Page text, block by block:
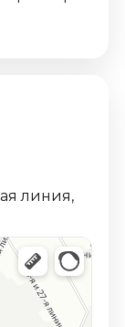
линия,